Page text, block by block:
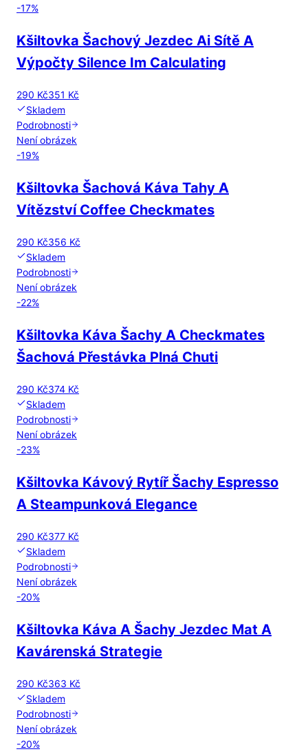
-17%
Kšiltovka Šachový Jezdec Ai Sítě A
Výpočty Silence Im Calculating
290 Kč351 Kč
Skladem
Podrobnosti
Není obrázek
-19%
Kšiltovka Šachová Káva Tahy A
Vítězství Coffee Checkmates
290 Kč356 Kč
Skladem
Podrobnosti
Není obrázek
-22%
Kšiltovka Káva Šachy A Checkmates
Šachová Přestávka Plná Chuti
290 Kč374 Kč
Skladem
Podrobnosti
Není obrázek
-23%
Kšiltovka Kávový Rytíř Šachy Espresso
A Steampunková Elegance
290 Kč377 Kč
Skladem
Podrobnosti
Není obrázek
-20%
Kšiltovka Káva A Šachy Jezdec Mat A
Kavárenská Strategie
290 Kč363 Kč
Skladem
Podrobnosti
Není obrázek
-20%